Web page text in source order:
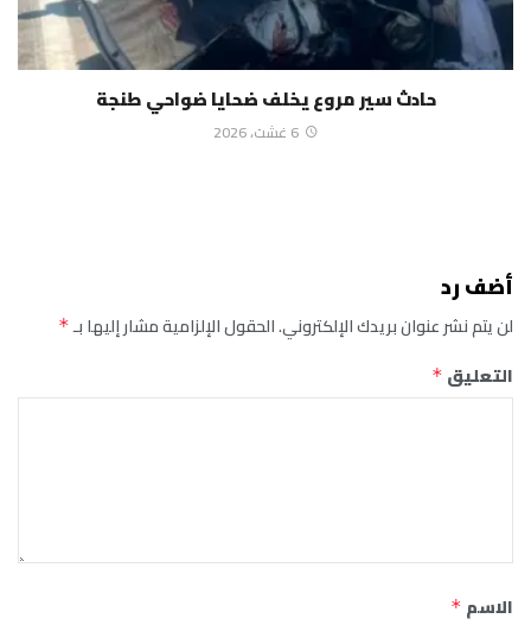
حادث سير مروع يخلف ضحايا ضواحي طنجة
6 غشت، 2026
أضف رد
لن يتم نشر عنوان بريدك الإلكتروني.الحقول الإلزامية مشار إليها بـ*
التعليق *
الاسم *